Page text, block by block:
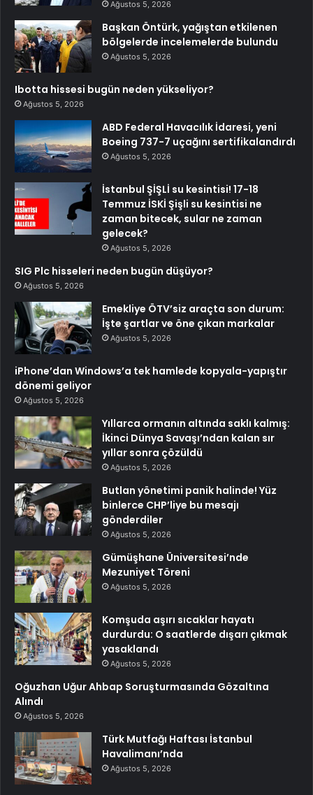
Ağustos 5, 2026
Başkan Öntürk, yağıştan etkilenen
bölgelerde incelemelerde bulundu
Ağustos 5, 2026
Ibotta hissesi bugün neden yükseliyor?
Ağustos 5, 2026
ABD Federal Havacılık İdaresi, yeni
Boeing 737-7 uçağını sertifikalandırdı
Ağustos 5, 2026
İstanbul ŞİŞLİ su kesintisi! 17-18
Temmuz İSKİ Şişli su kesintisi ne
zaman bitecek, sular ne zaman
gelecek?
Ağustos 5, 2026
SIG Plc hisseleri neden bugün düşüyor?
Ağustos 5, 2026
Emekliye ÖTV’siz araçta son durum:
İşte şartlar ve öne çıkan markalar
Ağustos 5, 2026
iPhone’dan Windows’a tek hamlede kopyala-yapıştır
dönemi geliyor
Ağustos 5, 2026
Yıllarca ormanın altında saklı kalmış:
İkinci Dünya Savaşı’ndan kalan sır
yıllar sonra çözüldü
Ağustos 5, 2026
Butlan yönetimi panik halinde! Yüz
binlerce CHP’liye bu mesajı
gönderdiler
Ağustos 5, 2026
Gümüşhane Üniversitesi’nde
Mezuniyet Töreni
Ağustos 5, 2026
Komşuda aşırı sıcaklar hayatı
durdurdu: O saatlerde dışarı çıkmak
yasaklandı
Ağustos 5, 2026
Oğuzhan Uğur Ahbap Soruşturmasında Gözaltına
Alındı
Ağustos 5, 2026
Türk Mutfağı Haftası İstanbul
Havalimanı’nda
Ağustos 5, 2026